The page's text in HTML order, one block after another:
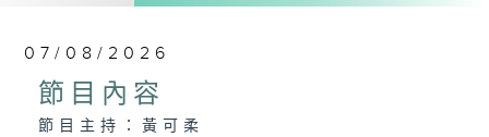
07/08/2026
節目內容
節目主持：黃可柔